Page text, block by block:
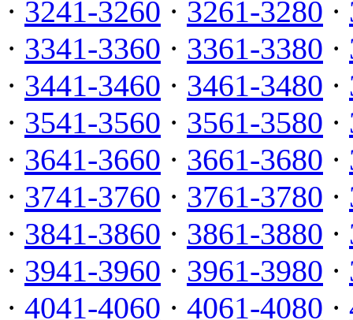
· 3241-3260 · 3261-3280 ·
· 3341-3360 · 3361-3380 ·
· 3441-3460 · 3461-3480 ·
· 3541-3560 · 3561-3580 ·
· 3641-3660 · 3661-3680 ·
· 3741-3760 · 3761-3780 ·
· 3841-3860 · 3861-3880 ·
· 3941-3960 · 3961-3980 ·
· 4041-4060 · 4061-4080 ·